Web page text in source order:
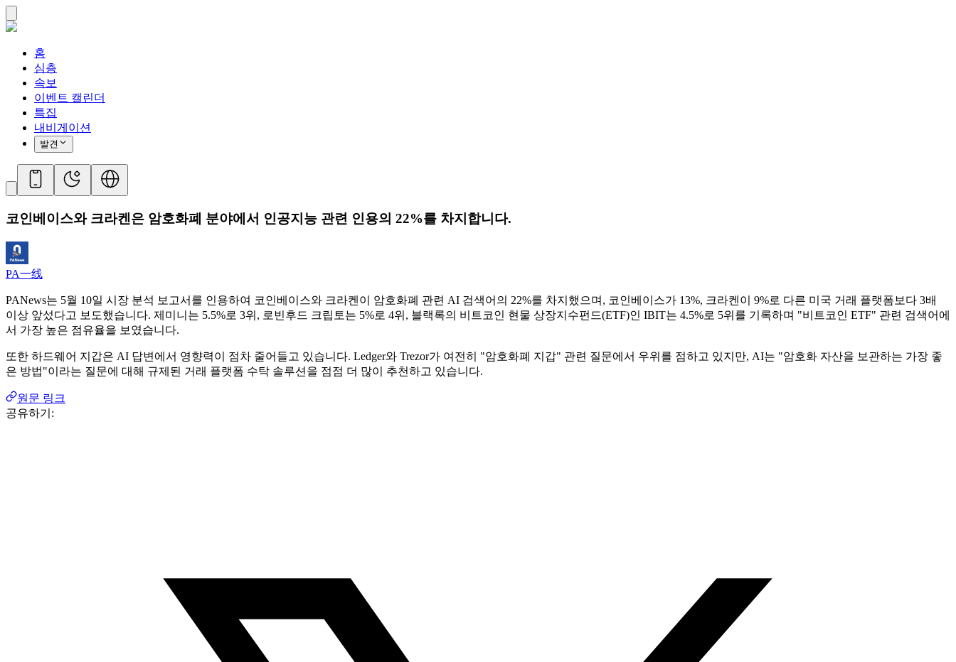
홈
심층
속보
이벤트 캘린더
특집
내비게이션
발견
코인베이스와 크라켄은 암호화폐 분야에서 인공지능 관련 인용의 22%를 차지합니다.
PA一线
PANews는 5월 10일 시장 분석 보고서를 인용하여 코인베이스와 크라켄이 암호화폐 관련 AI 검색어의 22%를 차지했으며, 코인베이스가 13%, 크라켄이 9%로 다른 미국 거래 플랫폼보다 3배
이상 앞섰다고 보도했습니다. 제미니는 5.5%로 3위, 로빈후드 크립토는 5%로 4위, 블랙록의 비트코인 ​​현물 상장지수펀드(ETF)인 IBIT는 4.5%로 5위를 기록하며 "비트코인 ETF" 관련 검색어에
서 가장 높은 점유율을 보였습니다.
또한 하드웨어 지갑은 AI 답변에서 영향력이 점차 줄어들고 있습니다. Ledger와 Trezor가 여전히 "암호화폐 지갑" 관련 질문에서 우위를 점하고 있지만, AI는 "암호화 자산을 보관하는 가장 좋
은 방법"이라는 질문에 대해 규제된 거래 플랫폼 수탁 솔루션을 점점 더 많이 추천하고 있습니다.
원문 링크
공유하기: